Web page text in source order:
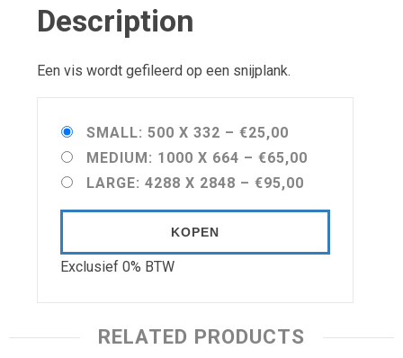
Description
Een vis wordt gefileerd op een snijplank.
SMALL: 500 X 332 – €25,00
MEDIUM: 1000 X 664 – €65,00
LARGE: 4288 X 2848 – €95,00
KOPEN
Exclusief 0% BTW
RELATED PRODUCTS